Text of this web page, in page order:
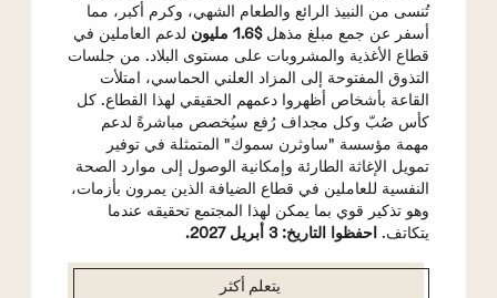
تُنسى من النبيذ الرائع والطعام الشهي، وكرم أكبر، مما
أسفر عن جمع مبلغ مذهل$1.6 مليون
لدعم العاملين في
قطاع الأغذية والمشروبات على مستوى البلاد. من جلسات
التذوق المفتوحة إلى المزاد العلني الحماسي، امتلأت
القاعة بأشخاص أظهروا دعمهم الحقيقي لهذا القطاع. كل
كأس صُبّ وكل مجداف رُفع سيُخصص مباشرةً لدعم
مهمة مؤسسة "ساوثرن سموك" المتمثلة في توفير
تمويل الإغاثة الطارئة وإمكانية الوصول إلى موارد الصحة
النفسية للعاملين في قطاع الضيافة الذين يمرون بأزمات،
وهو تذكير قوي بما يمكن لهذا المجتمع تحقيقه عندما
يتكاتف. احفظوا التاريخ: 3 أبريل 2027.
يتعلم أكثر